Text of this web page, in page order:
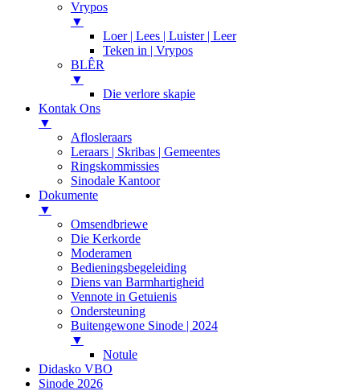
Vrypos
▼
Loer | Lees | Luister | Leer
Teken in | Vrypos
BLÊR
▼
Die verlore skapie
Kontak Ons
▼
Aflosleraars
Leraars | Skribas | Gemeentes
Ringskommissies
Sinodale Kantoor
Dokumente
▼
Omsendbriewe
Die Kerkorde
Moderamen
Bedieningsbegeleiding
Diens van Barmhartigheid
Vennote in Getuienis
Ondersteuning
Buitengewone Sinode | 2024
▼
Notule
Didasko VBO
Sinode 2026